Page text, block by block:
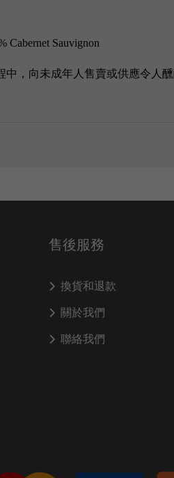
Cabernet Sauvignon
，向未成年人售賣或供應令人醺
售後服務
換貨和退款
關於我們
聯絡我們